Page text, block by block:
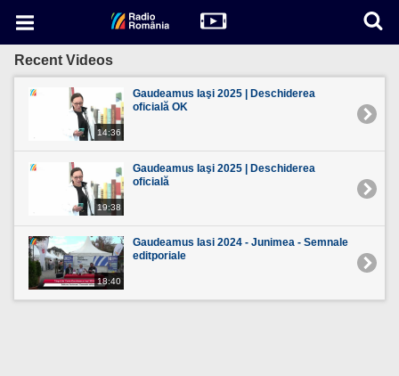
Recent Videos
14:36
Gaudeamus Iaşi 2025 | Deschiderea
oficială OK
19:38
Gaudeamus Iaşi 2025 | Deschiderea
oficială
18:40
Gaudeamus Iasi 2024 - Junimea - Semnale
editporiale